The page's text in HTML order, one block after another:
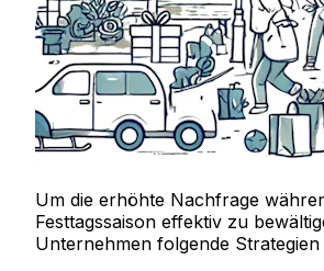
Um die erhöhte Nachfrage
Festtagssaison effektiv zu
Unternehmen folgende Strategien